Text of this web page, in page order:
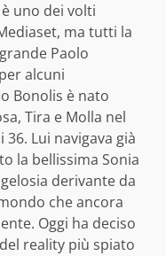
uno dei volti
ma tutti la
Paolo
alcuni
Bonolis è nato
Tira e Molla nel
Lui navigava già
la bellissima Sonia
derivante da
che ancora
Oggi ha deciso
reality più spiato